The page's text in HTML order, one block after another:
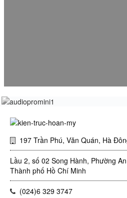
197 Trần Phú, Văn Quán, Hà
Lầu 2, số 02 Song Hành, Phường
Thành phố Hồ Chí Minh
(024)6 329 3747